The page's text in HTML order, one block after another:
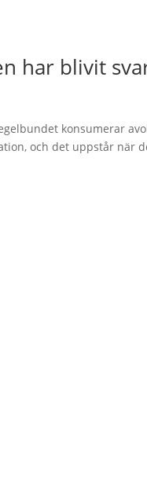
har blivit
konsumerar
och det uppstår när